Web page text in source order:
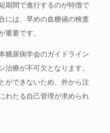
期間で進行するのが特徴で
には、早めの血糖値の検査
重要です。
糖尿病学会のガイドライン
治療が不可欠となります。
ができないため、外から注
わたる自己管理が求められ